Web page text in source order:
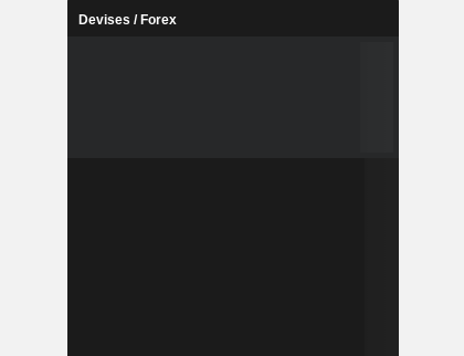
Devises / Forex